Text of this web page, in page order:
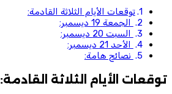
توقعات الأيام الثلاثة القادمة:
الجمعة 19 ديسمبر:
السبت 20 ديسمبر:
الأحد 21 ديسمبر:
نصائح هامة:
توقعات الأيام الثلاثة القادمة: